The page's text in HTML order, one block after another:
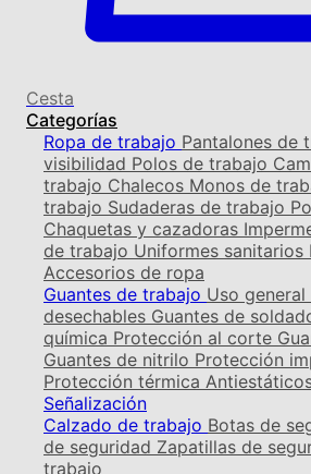
Cesta
Categorías
Ropa de trabajo Pantalones de
visibilidad Polos de trabajo
trabajo Chalecos Monos de
trabajo Sudaderas de trabajo
Chaquetas y cazadoras
de trabajo Uniformes sanitarios
Accesorios de ropa
Guantes de trabajo Uso general
desechables Guantes de
química Protección al corte
Guantes de nitrilo Protección
Protección térmica
Señalización
Calzado de trabajo Botas de
de seguridad Zapatillas de
trabajo